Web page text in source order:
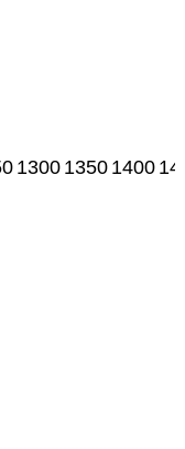
1300 1350 1400